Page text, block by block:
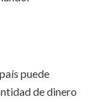
puede
de dinero